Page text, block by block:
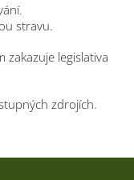
stravu.
legislativa
zdrojích.